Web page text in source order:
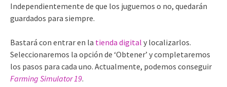
Independientemente de que los juguemos o no, quedarán
guardados para siempre.
Bastará con entrar en la tienda digital y localizarlos.
Seleccionaremos la opción de ‘Obtener’ y completaremos
los pasos para cada uno. Actualmente, podemos conseguir
Farming Simulator 19.